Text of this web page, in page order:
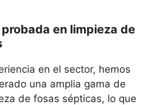
en limpieza de
en el sector, hemos
una amplia gama de
de fosas sépticas, lo que